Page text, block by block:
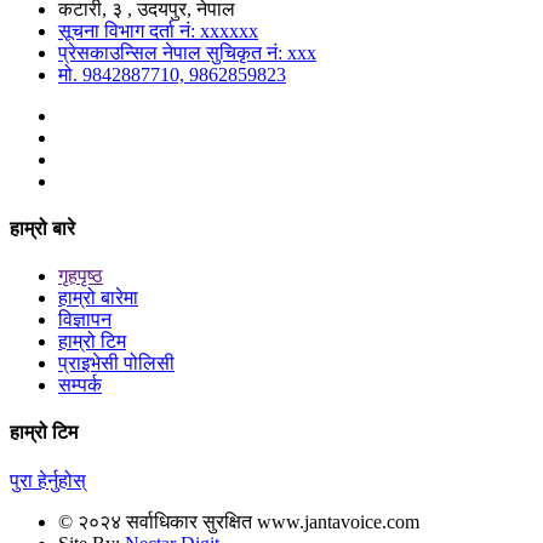
कटारी, ३ , उदयपुर, नेपाल
सूचना विभाग दर्ता नं: xxxxxx
प्रेसकाउन्सिल नेपाल सुचिकृत नं: xxx
मो. 9842887710, 9862859823
हाम्रो बारे
गृहपृष्ठ
हाम्रो बारेमा
विज्ञापन
हाम्रो टिम
प्राइभेसी पोलिसी
सम्पर्क
हाम्रो टिम
पुरा हेर्नुहोस्
© २०२४ सर्वाधिकार सुरक्षित www.jantavoice.com